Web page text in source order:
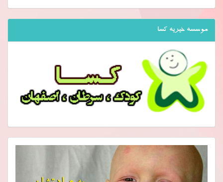
موسسه خیریه کسا